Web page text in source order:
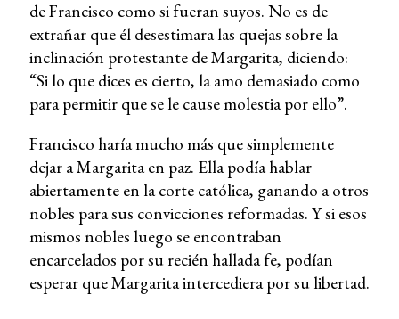
de Francisco como si fueran suyos. No es de
extrañar que él desestimara las quejas sobre la
inclinación protestante de Margarita, diciendo:
“Si lo que dices es cierto, la amo demasiado como
para permitir que se le cause molestia por ello”.
Francisco haría mucho más que simplemente
dejar a Margarita en paz. Ella podía hablar
abiertamente en la corte católica, ganando a otros
nobles para sus convicciones reformadas. Y si esos
mismos nobles luego se encontraban
encarcelados por su recién hallada fe, podían
esperar que Margarita intercediera por su libertad.